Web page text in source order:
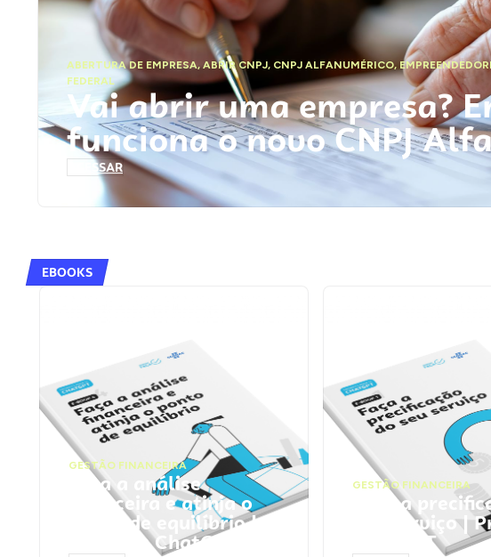
ABERTURA DE EMPRESA,ABRIR CNPJ, CNPJ ALFANUMÉRICO,
FEDERAL
Vai abrir uma empresa?
funciona o novo CNPJ
ACESSAR
EBOOKS
GESTÃO FINANCEIRA
Faça a análise
financeira e atinja o
ponto de equilíbrio |
Prompts ChatGPT
GESTÃO FINANCEIRA
Faça a
seu serviço |
ChatGPT